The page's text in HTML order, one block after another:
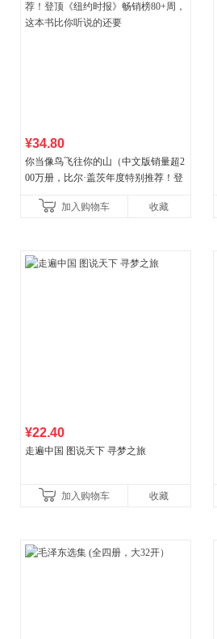
¥34.80
你当像鸟飞往你的山（中文版销量超2
00万册，比尔·盖茨年度特别推荐！登
比你听说的还要
加入购物车 收藏
¥22.40
走遍中国 图说天下 寻梦之旅
加入购物车 收藏